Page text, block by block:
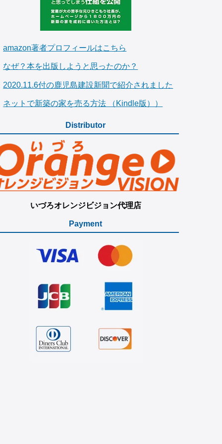
amazon著者プロフィールはこちら
なぜ？本を出版しようと思ったのか？
2020.11.6付の鹿児島建設新聞で紹介されました
ネットで新築の家を売る方法 （Kindle版））
Distributor
いづろオレンジビジョン代理店
Payment